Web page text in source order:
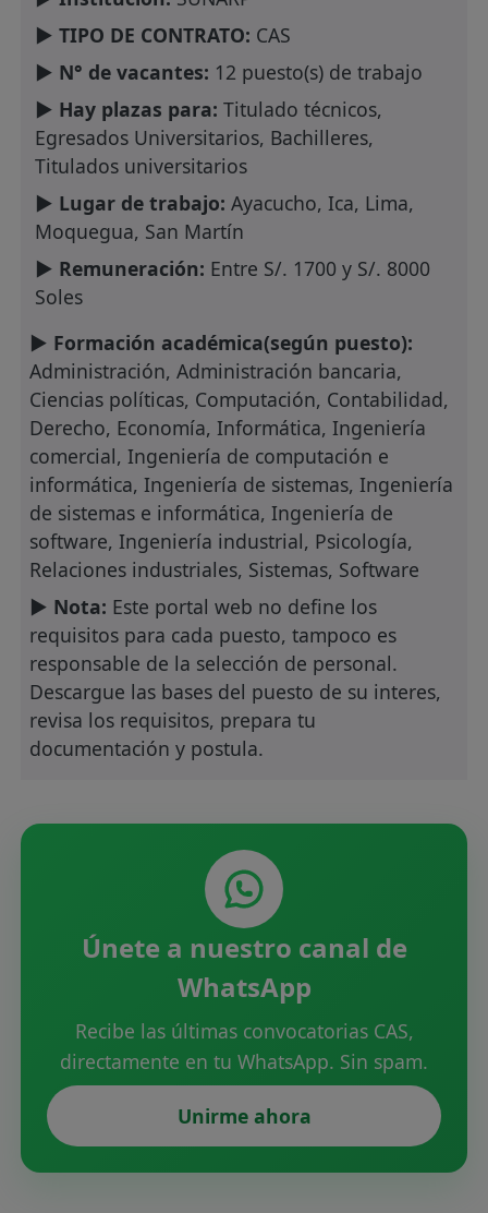
► TIPO DE CONTRATO: CAS
► N° de vacantes: 12 puesto(s) de trabajo
► Hay plazas para: Titulado técnicos,
Egresados Universitarios, Bachilleres,
Titulados universitarios
► Lugar de trabajo: Ayacucho, Ica, Lima,
Moquegua, San Martín
► Remuneración: Entre S/. 1700 y S/. 8000
Soles
► Formación académica(según puesto):
Administración, Administración bancaria,
Ciencias políticas, Computación, Contabilidad,
Derecho, Economía, Informática, Ingeniería
comercial, Ingeniería de computación e
informática, Ingeniería de sistemas, Ingeniería
de sistemas e informática, Ingeniería de
software, Ingeniería industrial, Psicología,
Relaciones industriales, Sistemas, Software
► Nota: Este portal web no define los
requisitos para cada puesto, tampoco es
responsable de la selección de personal.
Descargue las bases del puesto de su interes,
revisa los requisitos, prepara tu
documentación y postula.
Únete a nuestro canal de
WhatsApp
Recibe las últimas convocatorias CAS,
directamente en tu WhatsApp. Sin spam.
Unirme ahora